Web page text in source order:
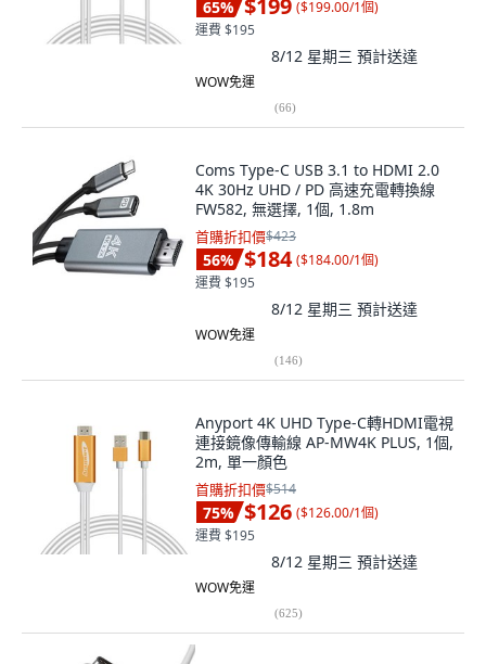
65% $199 ($199.00/1個)
運費 $195
8/12 星期三 預計送達
WOW免運
(66)
Coms Type-C USB 3.1 to HDMI 2.0
4K 30Hz UHD / PD 高速充電轉換線
FW582, 無選擇, 1個, 1.8m
首購折扣價$423
56% $184 ($184.00/1個)
運費 $195
8/12 星期三 預計送達
WOW免運
(146)
Anyport 4K UHD Type-C轉HDMI電視
連接鏡像傳輸線 AP-MW4K PLUS, 1個,
2m, 單一顏色
首購折扣價$514
75% $126 ($126.00/1個)
運費 $195
8/12 星期三 預計送達
WOW免運
(625)